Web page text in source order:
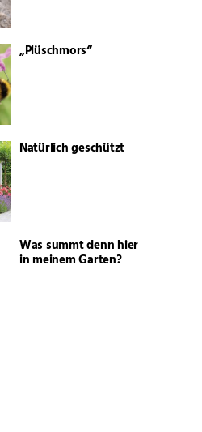
„Plüschmors“
Natürlich geschützt
Was summt denn hier
in meinem Garten?